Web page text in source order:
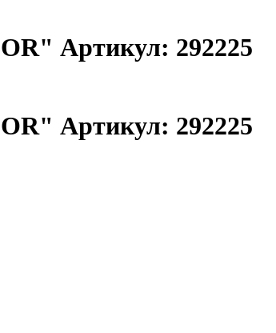
Артикул: 292225
Артикул: 292225